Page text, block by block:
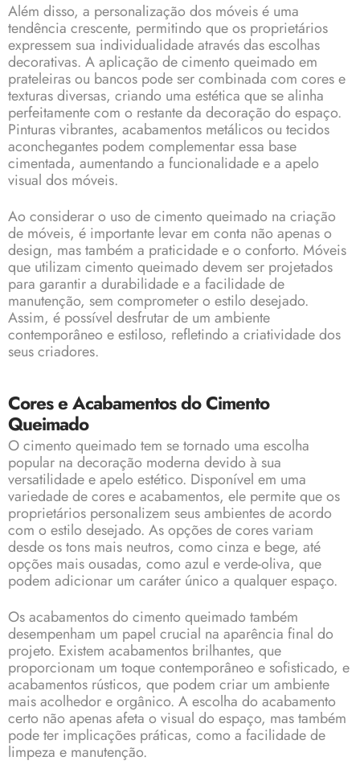
Além disso, a personalização dos móveis é uma
tendência crescente, permitindo que os proprietários
expressem sua individualidade através das escolhas
decorativas. A aplicação de cimento queimado em
prateleiras ou bancos pode ser combinada com cores e
texturas diversas, criando uma estética que se alinha
perfeitamente com o restante da decoração do espaço.
Pinturas vibrantes, acabamentos metálicos ou tecidos
aconchegantes podem complementar essa base
cimentada, aumentando a funcionalidade e a apelo
visual dos móveis.
Ao considerar o uso de cimento queimado na criação
de móveis, é importante levar em conta não apenas o
design, mas também a praticidade e o conforto. Móveis
que utilizam cimento queimado devem ser projetados
para garantir a durabilidade e a facilidade de
manutenção, sem comprometer o estilo desejado.
Assim, é possível desfrutar de um ambiente
contemporâneo e estiloso, refletindo a criatividade dos
seus criadores.
Cores e Acabamentos do Cimento
Queimado
O cimento queimado tem se tornado uma escolha
popular na decoração moderna devido à sua
versatilidade e apelo estético. Disponível em uma
variedade de cores e acabamentos, ele permite que os
proprietários personalizem seus ambientes de acordo
com o estilo desejado. As opções de cores variam
desde os tons mais neutros, como cinza e bege, até
opções mais ousadas, como azul e verde-oliva, que
podem adicionar um caráter único a qualquer espaço.
Os acabamentos do cimento queimado também
desempenham um papel crucial na aparência final do
projeto. Existem acabamentos brilhantes, que
proporcionam um toque contemporâneo e sofisticado, e
acabamentos rústicos, que podem criar um ambiente
mais acolhedor e orgânico. A escolha do acabamento
certo não apenas afeta o visual do espaço, mas também
pode ter implicações práticas, como a facilidade de
limpeza e manutenção.